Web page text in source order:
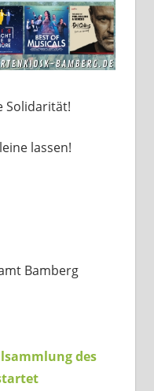
Solidarität!
lassen!
Bamberg
des